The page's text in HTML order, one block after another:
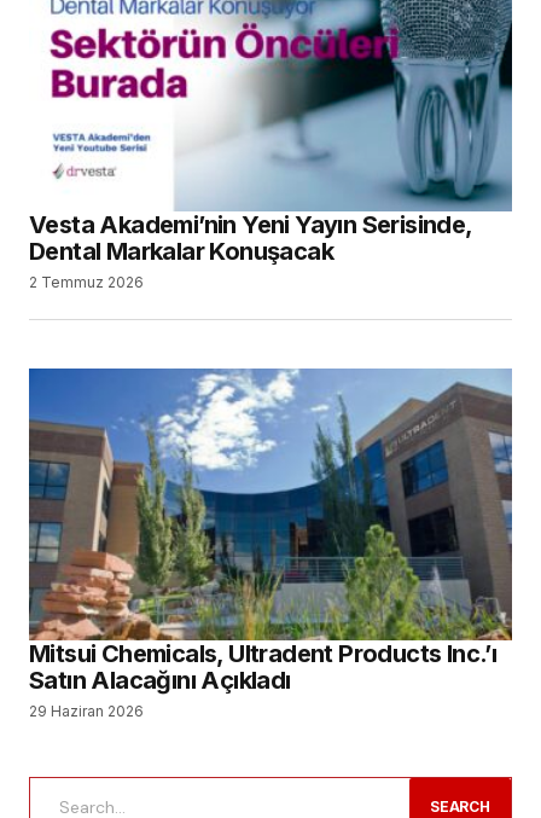
Vesta Akademi’nin Yeni Yayın Serisinde,
Dental Markalar Konuşacak
2 Temmuz 2026
Mitsui Chemicals, Ultradent Products Inc.’ı
Satın Alacağını Açıkladı
29 Haziran 2026
SEARCH